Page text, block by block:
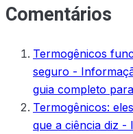
Comentários
Termogênicos
seguro -
guia completo
Termogênicos:
que a ciência diz